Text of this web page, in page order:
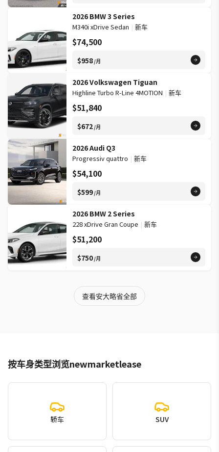
2026 BMW 3 Series
M340i xDrive Sedan | 新车
$74,500
$958/月
2026 Volkswagen Tiguan
Highline Turbo R-Line 4MOTION | 新车
$51,840
$672/月
2026 Audi Q3
Progressiv quattro | 新车
$54,100
$599/月
2026 BMW 2 Series
228 xDrive Gran Coupe | 新车
$51,200
$750/月
查看安大略省全部
按车身类型浏览newmarketlease
轿车 SUV